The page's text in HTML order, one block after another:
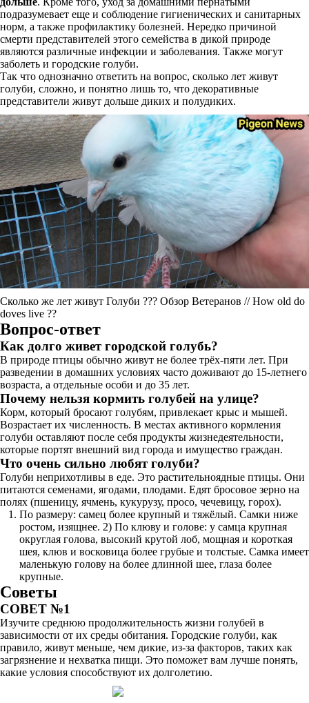
подразумевает еще и соблюдение гигиенических и санитарных
норм, а также профилактику болезней. Нередко причиной
смерти представителей этого семейства в дикой природе
являются различные инфекции и заболевания. Также могут
заболеть и городские голуби.
Так что однозначно ответить на вопрос, сколько лет живут
голуби, сложно, и понятно лишь то, что декоративные
представители живут дольше диких и полудиких.
Сколько же лет живут Голуби ??? Обзор Ветеранов // How old do
doves live ??
Вопрос-ответ
Как долго живет городской голубь?
В природе птицы обычно живут не более трёх-пяти лет. При
разведении в домашних условиях часто доживают до 15-летнего
возраста, а отдельные особи и до 35 лет.
Почему нельзя кормить голубей на улице?
Корм, который бросают голубям, привлекает крыс и мышей.
Возрастает их численность. В местах активного кормления
голуби оставляют после себя продукты жизнедеятельности,
которые портят внешний вид города и имущество граждан.
Что очень сильно любят голуби?
Голуби неприхотливы в еде. Это растительноядные птицы. Они
питаются семенами, ягодами, плодами. Едят бросовое зерно на
полях (пшеницу, ячмень, кукурузу, просо, чечевицу, горох).
По размеру: самец более крупный и тяжёлый. Самки ниже
ростом, изящнее. 2) По клюву и голове: у самца крупная
округлая голова, высокий крутой лоб, мощная и короткая
шея, клюв и восковица более грубые и толстые. Самка имеет
маленькую голову на более длинной шее, глаза более
крупные.
Советы
СОВЕТ №1
Изучите среднюю продолжительность жизни голубей в
зависимости от их среды обитания. Городские голуби, как
правило, живут меньше, чем дикие, из-за факторов, таких как
загрязнение и нехватка пищи. Это поможет вам лучше понять,
какие условия способствуют их долголетию.